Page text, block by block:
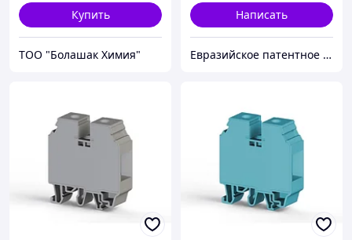
Купить
ТОО "Болашак Химия"
Написать
Евразийское патентное бюро VostokPatent